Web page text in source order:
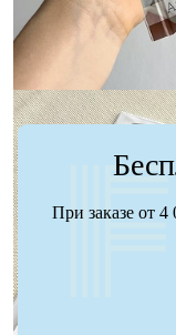
При заказе от